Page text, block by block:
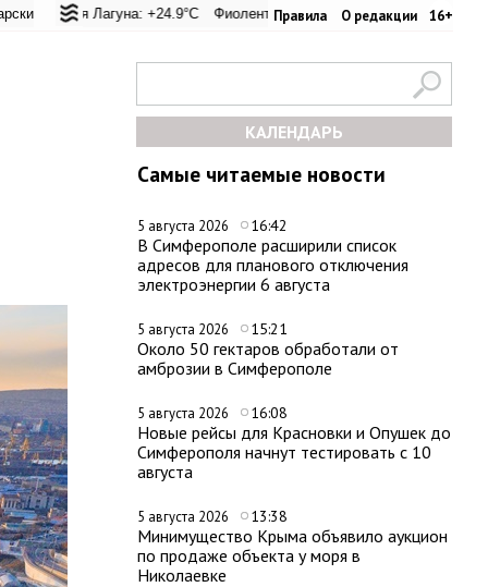
Правила О редакции 16+
Лагуна: +24.9°C Фиолент: +25.6°C Казачья бухта: +25.4°C
+22.8°C Евпатория: +22.8°C Керчь: +28°C Никитский сад:
КАЛЕНДАРЬ
Самые читаемые новости
5 августа 2026 16:42
В Симферополе расширили список
адресов для планового отключения
электроэнергии 6 августа
5 августа 2026 15:21
Около 50 гектаров обработали от
амброзии в Симферополе
5 августа 2026 16:08
Новые рейсы для Красновки и Опушек до
Симферополя начнут тестировать с 10
августа
5 августа 2026 13:38
Минимущество Крыма объявило аукцион
по продаже объекта у моря в
Николаевке